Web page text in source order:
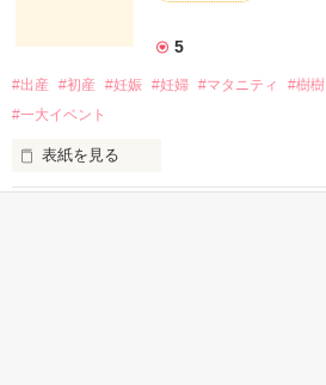
5
#出産 #初産 #妊娠 #妊婦 #マタニティ #樹樹
#一大イベント
表紙を見る